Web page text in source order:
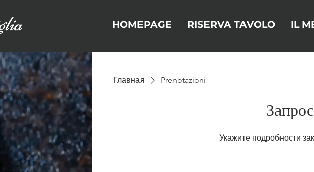
HOMEPAGE RISERVA TAVOLO IL
Главная Prenotazioni
Укажите подробности